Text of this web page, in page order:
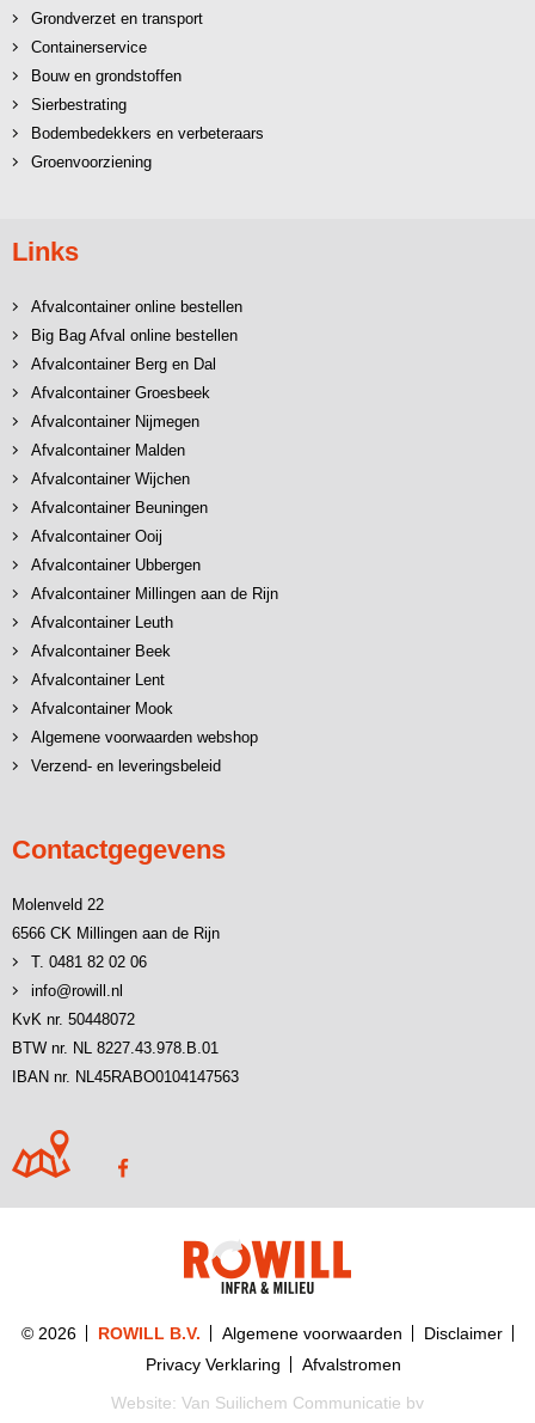
Grondverzet en transport
Containerservice
Bouw en grondstoffen
Sierbestrating
Bodembedekkers en verbeteraars
Groenvoorziening
Links
Afvalcontainer online bestellen
Big Bag Afval online bestellen
Afvalcontainer Berg en Dal
Afvalcontainer Groesbeek
Afvalcontainer Nijmegen
Afvalcontainer Malden
Afvalcontainer Wijchen
Afvalcontainer Beuningen
Afvalcontainer Ooij
Afvalcontainer Ubbergen
Afvalcontainer Millingen aan de Rijn
Afvalcontainer Leuth
Afvalcontainer Beek
Afvalcontainer Lent
Afvalcontainer Mook
Algemene voorwaarden webshop
Verzend- en leveringsbeleid
Contactgegevens
Molenveld 22
6566 CK Millingen aan de Rijn
T. 0481 82 02 06
info@rowill.nl
KvK nr. 50448072
BTW nr. NL 8227.43.978.B.01
IBAN nr. NL45RABO0104147563
© 2026 ROWILL B.V. Algemene voorwaarden
Disclaimer
Privacy Verklaring
Afvalstromen
Website: Van Suilichem Communicatie bv